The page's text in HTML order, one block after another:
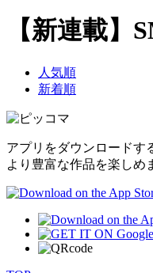
【新連載】
人気順
新着順
アプリをダウンロードす
より豊富な作品を楽しめ